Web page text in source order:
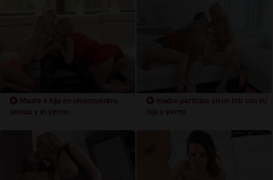
Madre e hija en un encuentro
sexual y el yerno
madre participa en un trio con su
hija y yerno